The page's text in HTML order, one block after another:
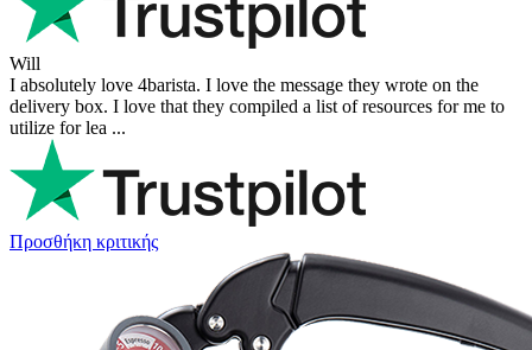
Will
I absolutely love 4barista. I love the message they wrote on the
delivery box. I love that they compiled a list of resources for me to
utilize for lea ...
Προσθήκη κριτικής